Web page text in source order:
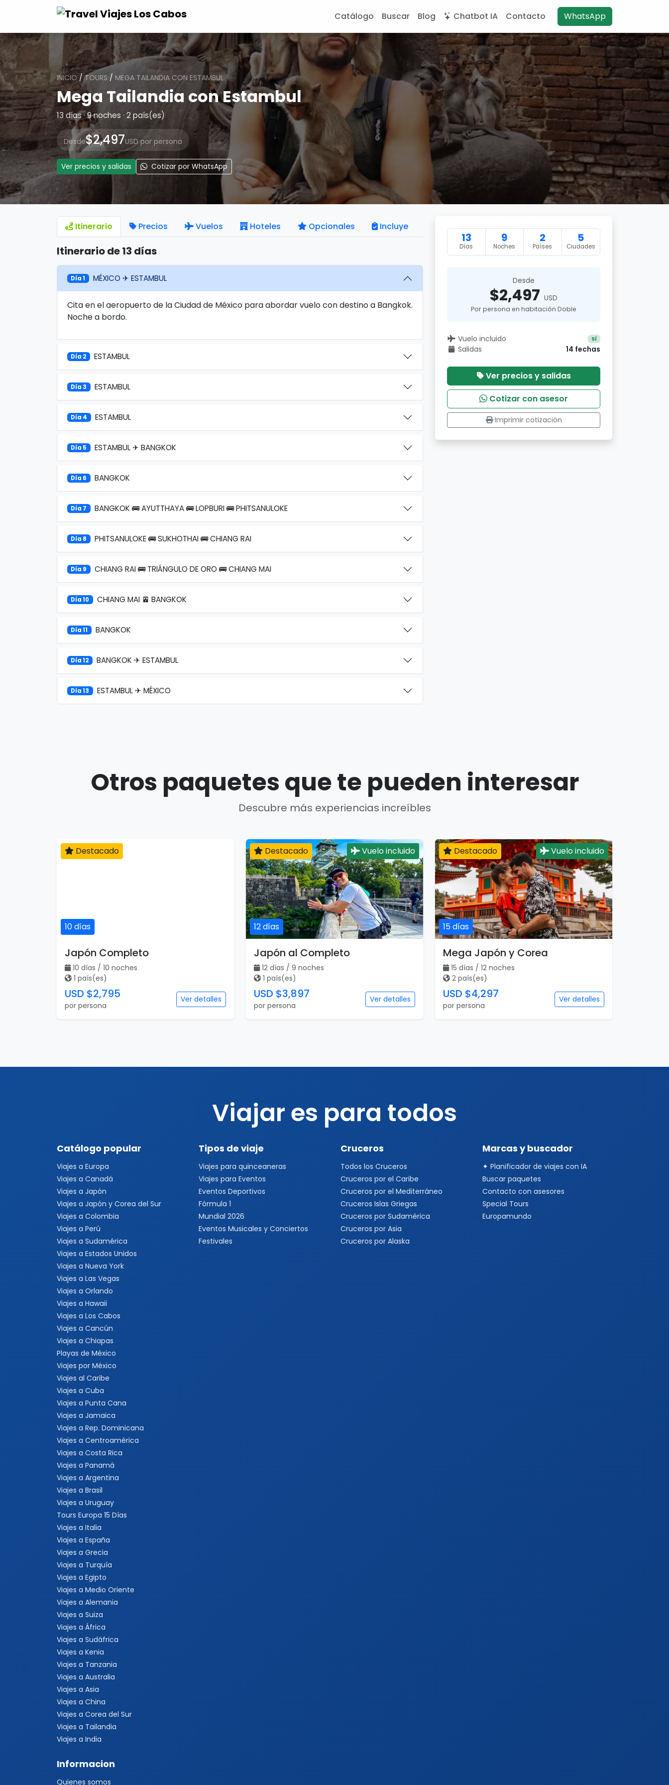
Catálogo Buscar Blog Chatbot IA Contacto WhatsApp
INICIO /TOURS / MEGA TAILANDIA CON ESTAMBUL
Mega Tailandia con Estambul
13 días · 9 noches · 2 país(es)
Desde$2,497USD por persona
Ver precios y salidas Cotizar por WhatsApp
Itinerario Precios Vuelos Hoteles Opcionales Incluye
Itinerario de 13 días
Día 1 MÉXICO ✈ ESTAMBUL
Cita en el aeropuerto de la Ciudad de México para abordar vuelo con destino a Bangkok.
Noche a bordo.
Día 2 ESTAMBUL
Día 3 ESTAMBUL
Día 4 ESTAMBUL
Día 5 ESTAMBUL ✈ BANGKOK
Día 6 BANGKOK
Día 7 BANGKOK 🚌 AYUTTHAYA 🚌 LOPBURI 🚌 PHITSANULOKE
Día 8 PHITSANULOKE 🚌 SUKHOTHAI 🚌 CHIANG RAI
Día 9 CHIANG RAI 🚌 TRIÁNGULO DE ORO 🚌 CHIANG MAI
Día 10 CHIANG MAI 🚈 BANGKOK
Día 11 BANGKOK
Día 12 BANGKOK ✈ ESTAMBUL
Día 13 ESTAMBUL ✈ MÉXICO
13
Días
9
Noches
2
Países
5
Ciudades
Desde
$2,497 USD
Por persona en habitación Doble
Vuelo incluido Sí
Salidas 14 fechas
Ver precios y salidas
Cotizar con asesor
Imprimir cotización
Otros paquetes que te pueden interesar
Descubre más experiencias increíbles
Destacado
USD $2,795
por persona
Ver detalles
12 días
Destacado Vuelo incluido
Japón al Completo
12 días / 9 noches
1 país(es)
USD $3,897
por persona
Ver detalles
15 días
Destacado Vuelo incluido
Mega Japón y Corea
15 días / 12 noches
2 país(es)
USD $4,297
por persona
Ver detalles
Viajar es para todos
Catálogo popular
Viajes a Europa
Viajes a Canadá
Viajes a Japón
Viajes a Japón y Corea del Sur
Viajes a Colombia
Viajes a Perú
Viajes a Sudamérica
Viajes a Estados Unidos
Viajes a Nueva York
Viajes a Las Vegas
Viajes a Orlando
Viajes a Hawaii
Viajes a Los Cabos
Viajes a Cancún
Viajes a Chiapas
Playas de México
Viajes por México
Viajes al Caribe
Viajes a Cuba
Viajes a Punta Cana
Viajes a Jamaica
Viajes a Rep. Dominicana
Viajes a Centroamérica
Viajes a Costa Rica
Viajes a Panamá
Viajes a Argentina
Viajes a Brasil
Viajes a Uruguay
Tours Europa 15 Días
Viajes a Italia
Viajes a España
Viajes a Grecia
Viajes a Turquía
Viajes a Egipto
Viajes a Medio Oriente
Viajes a Alemania
Viajes a Suiza
Viajes a África
Viajes a Sudáfrica
Viajes a Kenia
Viajes a Tanzania
Viajes a Australia
Viajes a Asia
Viajes a China
Viajes a Corea del Sur
Viajes a Tailandia
Viajes a India
Tipos de viaje
Viajes para quinceaneras
Viajes para Eventos
Eventos Deportivos
Fórmula 1
Mundial 2026
Eventos Musicales y Conciertos
Festivales
Cruceros
Todos los Cruceros
Cruceros por el Caribe
Cruceros por el Mediterráneo
Cruceros Islas Griegas
Cruceros por Sudamérica
Cruceros por Asia
Cruceros por Alaska
Marcas y buscador
✦ Planificador de viajes con IA
Buscar paquetes
Contacto con asesores
Special Tours
Europamundo
Informacion
Quienes somos